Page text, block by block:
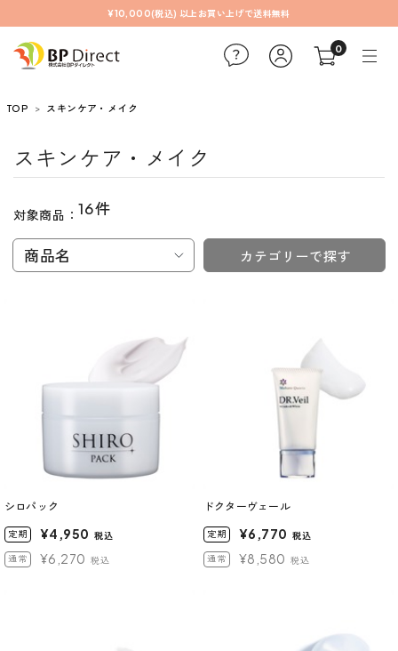
¥10,000(税込) 以上お買い上げで送料無料
0
TOP スキンケア・メイク
スキンケア・メイク
対象商品： 16件
商品名 カテゴリーで探す
シロパック
定期 ¥4,950 税込
通常 ¥6,270 税込
ドクターヴェール
定期 ¥6,770 税込
通常 ¥8,580 税込